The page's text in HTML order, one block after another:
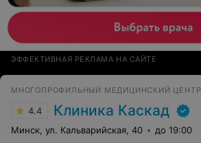
ЭФФЕКТИВНАЯ РЕКЛАМА НА САЙТЕ
МНОГОПРОФИЛЬНЫЙ МЕДИЦИНСКИЙ ЦЕНТР
4.4 Клиника Каскад
Минск, ул. Кальварийская, 40 до 19:00